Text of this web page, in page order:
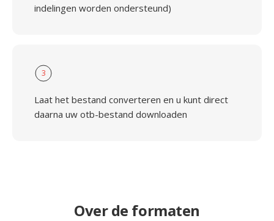
indelingen worden ondersteund)
3
Laat het bestand converteren en u kunt direct
daarna uw otb-bestand downloaden
Over de formaten